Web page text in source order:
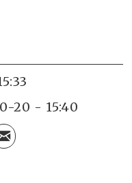
20 - 15:40